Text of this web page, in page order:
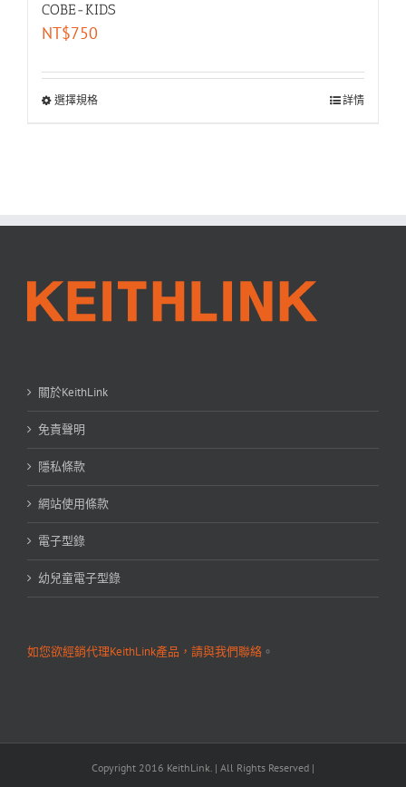
COBE-KIDS
NT$750
選擇規格 詳情
關於KeithLink
免責聲明
隱私條款
網站使用條款
電子型錄
幼兒童電子型錄
如您欲經銷代理KeithLink產品，請與我們聯絡 。
Copyright 2016 KeithLink. | All Rights Reserved |